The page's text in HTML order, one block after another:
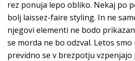
rez ponuja lepo obliko. Nekaj po
bolj laissez-faire styling. In ne
njegovi elementi ne bodo
se morda ne bo odzval. Letos
previdno se v brezpotju vzpenjajo